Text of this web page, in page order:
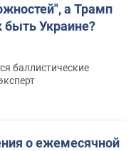
а Трамп
быть Украине?
баллистические
о ежемесячной